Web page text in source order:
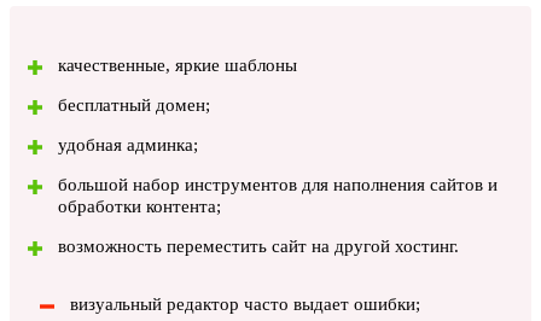
качественные, яркие шаблоны
бесплатный домен;
удобная админка;
большой набор инструментов для наполнения сайтов и
обработки контента;
возможность переместить сайт на другой хостинг.
визуальный редактор часто выдает ошибки;